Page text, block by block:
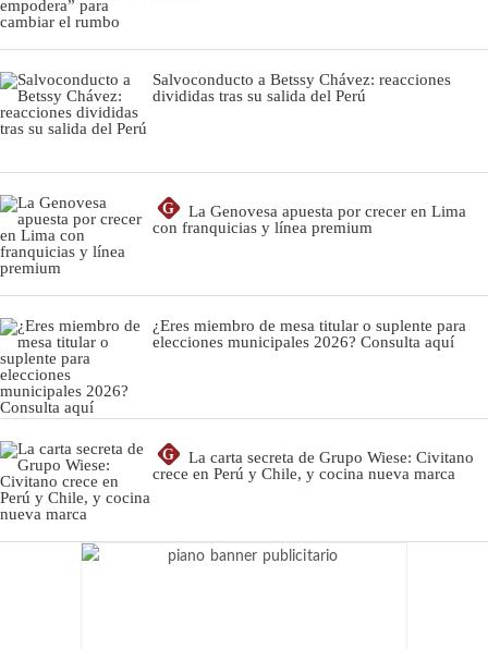
Salvoconducto a Betssy Chávez: reacciones
divididas tras su salida del Perú
G
La Genovesa apuesta por crecer en Lima
con franquicias y línea premium
¿Eres miembro de mesa titular o suplente para
elecciones municipales 2026? Consulta aquí
G
La carta secreta de Grupo Wiese: Civitano
crece en Perú y Chile, y cocina nueva marca